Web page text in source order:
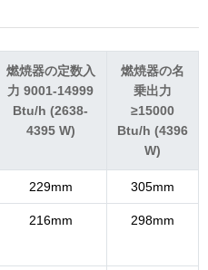
燃焼器の定数入
力 9001-14999
Btu/h (2638-
4395 W)
燃焼器の名
乗出力
≥15000
Btu/h (4396
W)
229mm 305mm
216mm 298mm